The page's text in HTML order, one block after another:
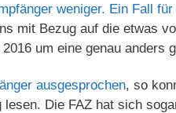
weniger. Ein Fall
mit Bezug auf die etwas
um eine genau anders
ausgesprochen, so
Die FAZ hat sich